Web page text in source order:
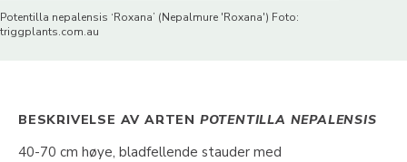
Potentilla nepalensis ‘Roxana’ (Nepalmure 'Roxana') Foto:
triggplants.com.au
BESKRIVELSE AV ARTEN POTENTILLA NEPALENSIS
40-70 cm høye, bladfellende stauder med